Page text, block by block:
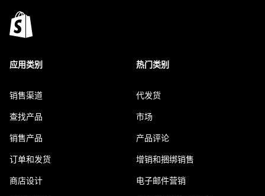
应用类别
销售渠道
查找产品
销售产品
订单和发货
商店设计
热门类别
代发货
市场
产品评论
增销和捆绑销售
电子邮件营销